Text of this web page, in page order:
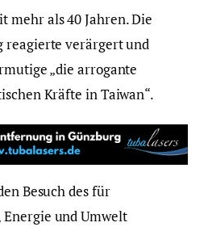
als 40 Jahren. Die
reagierte verärgert und
„die arrogante
Kräfte in Taiwan“.
Besuch des für
und Umwelt